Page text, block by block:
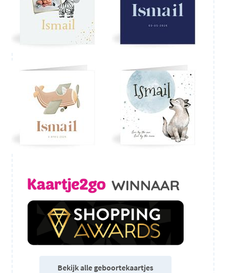
Bekijk alle geboortekaartjes